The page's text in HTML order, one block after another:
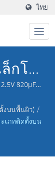
ไทย
กโทร
นสูง
เชื่อ
820μF
นองต่อ DC-
นการแยก
งบนพื้นผิว) /
เภทติดตั้งบน